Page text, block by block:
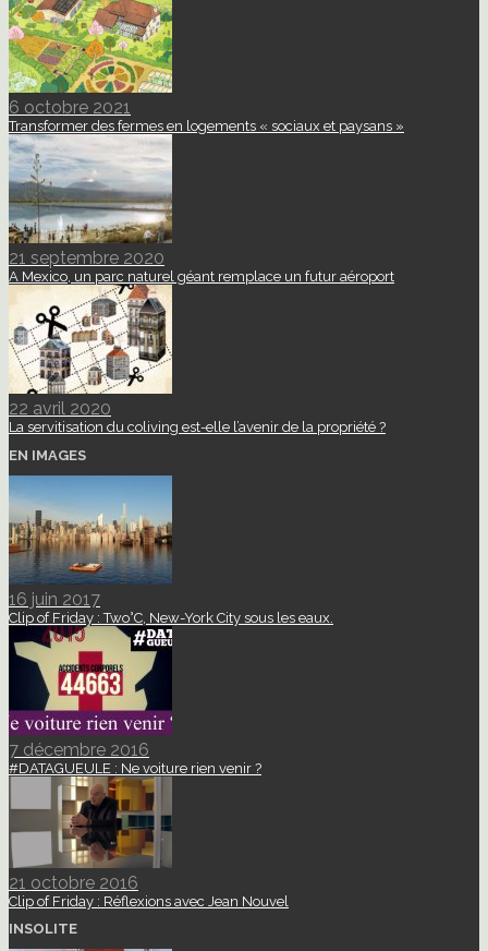
6 octobre 2021
Transformer des fermes en logements « sociaux et paysans »
21 septembre 2020
A Mexico, un parc naturel géant remplace un futur aéroport
22 avril 2020
La servitisation du coliving est-elle l’avenir de la propriété ?
EN IMAGES
16 juin 2017
Clip of Friday : Two°C, New-York City sous les eaux.
7 décembre 2016
#DATAGUEULE : Ne voiture rien venir ?
21 octobre 2016
Clip of Friday : Réflexions avec Jean Nouvel
INSOLITE